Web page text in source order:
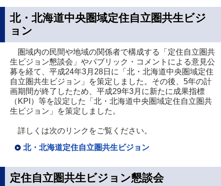
北・北海道中央圏域定住自立圏共生ビジ
ョン
圏域内の民間や地域の関係者で構成する「定住自立圏共
生ビジョン懇談会」やパブリック・コメントによる意見公
募を経て、平成24年3月28日に「北・北海道中央圏域定住
自立圏共生ビジョン」を策定しました。その後、5年の計
画期間が終了したため、平成29年3月に新たに成果指標
（KPI）等を設定した「北・北海道中央圏域定住自立圏共
生ビジョン」を策定しました。
詳しくは次のリンクをご覧ください。
北・北海道定住自立圏共生ビジョン
定住自立圏共生ビジョン懇談会